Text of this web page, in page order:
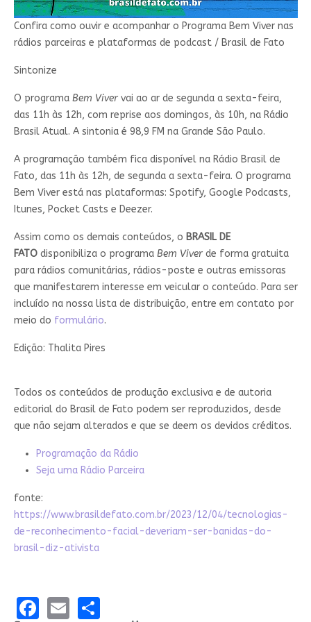
Confira como ouvir e acompanhar o Programa Bem Viver nas
rádios parceiras e plataformas de podcast / Brasil de Fato
Sintonize
O programa Bem Viver vai ao ar de segunda a sexta-feira,
das 11h às 12h, com reprise aos domingos, às 10h, na Rádio
Brasil Atual. A sintonia é 98,9 FM na Grande São Paulo.
A programação também fica disponível na Rádio Brasil de
Fato, das 11h às 12h, de segunda a sexta-feira. O programa
Bem Viver está nas plataformas: Spotify, Google Podcasts,
Itunes, Pocket Casts e Deezer.
Assim como os demais conteúdos, o BRASIL DE
FATOdisponibiliza o programa Bem Viverde forma gratuita
para rádios comunitárias, rádios-poste e outras emissoras
que manifestarem interesse em veicular o conteúdo. Para ser
incluído na nossa lista de distribuição, entre em contato por
meio do formulário.
Edição: Thalita Pires
Todos os conteúdos de produção exclusiva e de autoria
editorial do Brasil de Fato podem ser reproduzidos, desde
que não sejam alterados e que se deem os devidos créditos.
Programação da Rádio
Seja uma Rádio Parceira
fonte:
https://www.brasildefato.com.br/2023/12/04/tecnologias-
de-reconhecimento-facial-deveriam-ser-banidas-do-
brasil-diz-ativista
Facebook
EmailShare